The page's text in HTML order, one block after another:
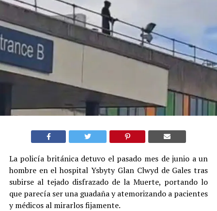
La policía británica detuvo el pasado mes de junio a un
hombre en el hospital Ysbyty Glan Clwyd de Gales tras
subirse al tejado disfrazado de la Muerte, portando lo
que parecía ser una guadaña y atemorizando a pacientes
y médicos al mirarlos fijamente.